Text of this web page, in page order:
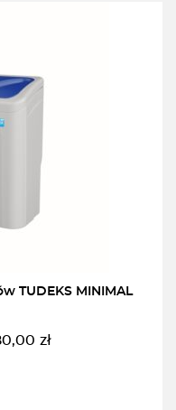
TUDEKS MINIMAL
zł